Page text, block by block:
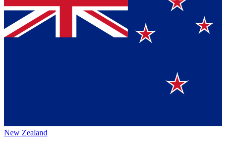
New Zealand